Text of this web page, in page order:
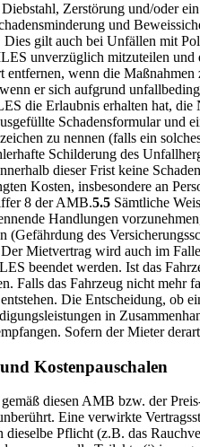
Zerstörung und/oder
und
gilt auch bei Unfällen mit
unverzüglich mitzuteilen und
entfernen, wenn die
er sich aufgrund
die Erlaubnis erhalten hat, die
Schadensformular
zu nennen (falls ein
Schilderung des
dieser Frist keine
Kosten, insbesondere an
8 der AMB.5.5 Sämtliche
Handlungen
(Gefährdung des
Der Mietvertrag wird auch im
beendet werden. Ist das
Falls das Fahrzeug nicht mehr
Die Entscheidung, ob
in
Sofern der Mieter
Kostenpauschalen
diesen AMB bzw. der
Eine verwirkte
dieselbe Pflicht (z.B. das